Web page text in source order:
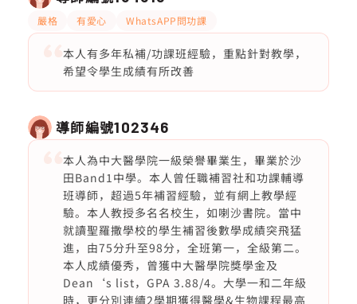
嚴格 有愛心 WhatsAPP問功課
本人有多年私補/功課班經驗，重點針對教學，
希望令學生成績有所改善
導師編號102346
本人為中大醫學院一級榮譽畢業生，畢業於沙
田Band1中學。本人曾任職補習社和功課輔導
班導師，超過5年補習經驗，並有網上教學經
驗。本人教授多名名校生，如喇沙書院。當中
就讀聖羅撒學校的學生補習後數學成績突飛猛
進，由75分升至98分，全班第一，全級第二。
本人成績優秀，曾獲中大醫學院獎學金及
Dean‘s list，GPA 3.88/4。大學一和二年級
時，更分別連續2學期獲得醫學&生物課程最高